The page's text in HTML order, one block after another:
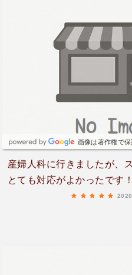
画像は著作権で保
産婦人科に行きましたが、
とても対応がよかったです！